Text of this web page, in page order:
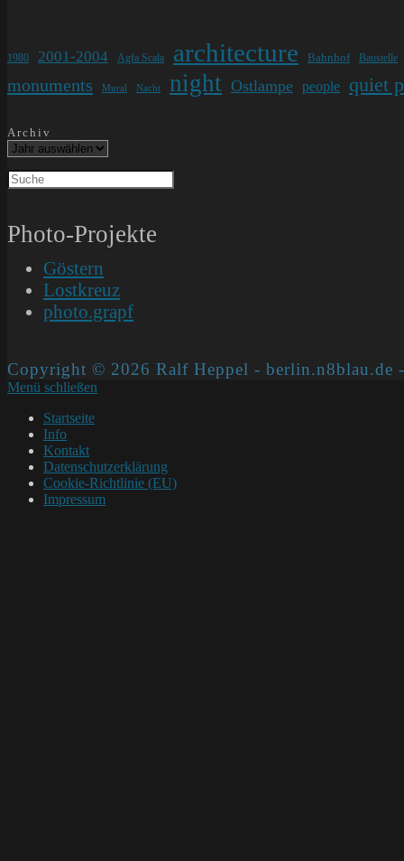
1980 2001-2004 Agfa Scala architecture Bahnhof Baustelle
monuments Mural Nacht night Ostlampe people quiet
Archiv
Photo-Projekte
Göstern
Lostkreuz
photo.grapf
Copyright © 2026 Ralf Heppel - berlin.n8blau.de
Menü schließen
Startseite
Info
Kontakt
Datenschutzerklärung
Cookie-Richtlinie (EU)
Impressum